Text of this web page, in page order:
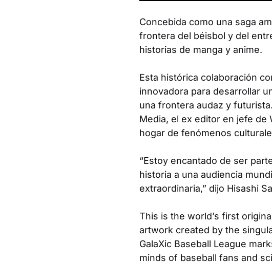
Concebida como una saga
frontera del béisbol y del
historias de manga y anime.
Esta histórica colaboración
innovadora para desarrollar
una frontera audaz y
Media, el ex editor en jefe de
hogar de fenómenos
“Estoy encantado de ser
historia a una audiencia
extraordinaria,” dijo Hisashi
This is the world’s first
artwork created by the
GalaXic Baseball League
minds of baseball fans and